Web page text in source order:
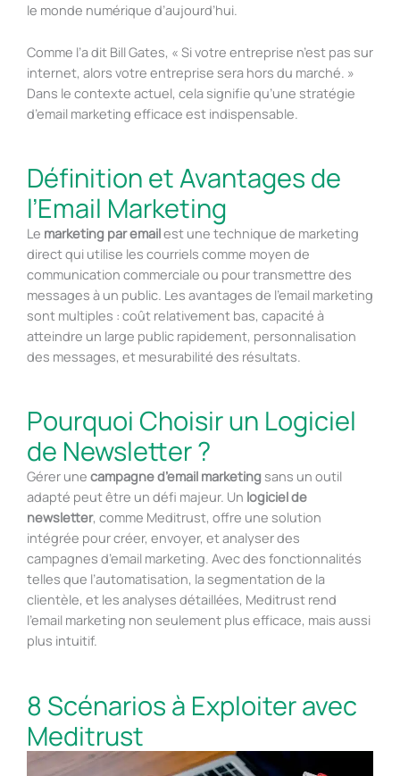
le monde numérique d’aujourd’hui.
Comme l’a dit Bill Gates, « Si votre entreprise n’est pas sur
internet, alors votre entreprise sera hors du marché. »
Dans le contexte actuel, cela signifie qu’une stratégie
d’email marketing efficace est indispensable.
Définition et Avantages de
l’Email Marketing
Le marketing par emailest une technique de marketing
direct qui utilise les courriels comme moyen de
communication commerciale ou pour transmettre des
messages à un public. Les avantages de l’email marketing
sont multiples : coût relativement bas, capacité à
atteindre un large public rapidement, personnalisation
des messages, et mesurabilité des résultats.
Pourquoi Choisir un Logiciel
de Newsletter ?
Gérer une campagne d’email marketingsans un outil
adapté peut être un défi majeur. Un logiciel de
newsletter, comme Meditrust, offre une solution
intégrée pour créer, envoyer, et analyser des
campagnes d’email marketing. Avec des fonctionnalités
telles que l’automatisation, la segmentation de la
clientèle, et les analyses détaillées, Meditrust rend
l’email marketing non seulement plus efficace, mais aussi
plus intuitif.
8 Scénarios à Exploiter avec
Meditrust